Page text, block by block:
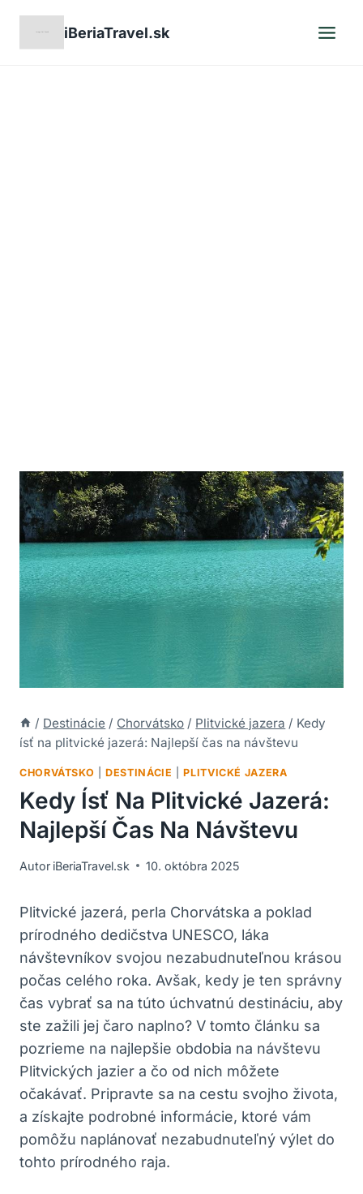
iBeriaTravel.sk
/ Destinácie / Chorvátsko / Plitvické jazera / Kedy
ísť na plitvické jazerá: Najlepší čas na návštevu
CHORVÁTSKO |DESTINÁCIE |PLITVICKÉ JAZERA
Kedy Ísť Na Plitvické Jazerá:
Najlepší Čas Na Návštevu
Autor iBeriaTravel.sk 10. októbra 2025
Plitvické jazerá, perla Chorvátska a poklad
prírodného dedičstva UNESCO, láka
návštevníkov svojou nezabudnuteľnou krásou
počas celého roka. Avšak, kedy je ten správny
čas vybrať sa na túto úchvatnú destináciu, aby
ste zažili jej čaro naplno? V tomto článku sa
pozrieme na najlepšie obdobia na návštevu
Plitvických jazier a čo od nich môžete
očakávať. Pripravte sa na cestu svojho života,
a získajte podrobné informácie, ktoré vám
pomôžu naplánovať nezabudnuteľný výlet do
tohto prírodného raja.